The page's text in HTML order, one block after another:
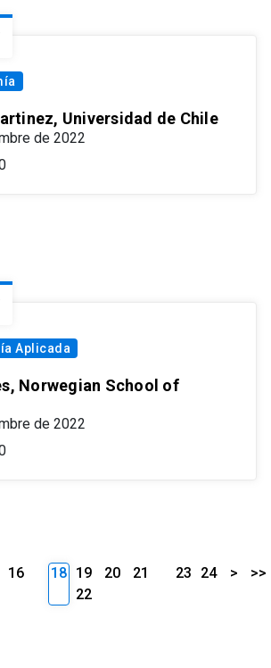
Universidad de Chile
de 2022
Aplicada
Norwegian School of
de 2022
16
18 19 20
21
22
23 24 > >>